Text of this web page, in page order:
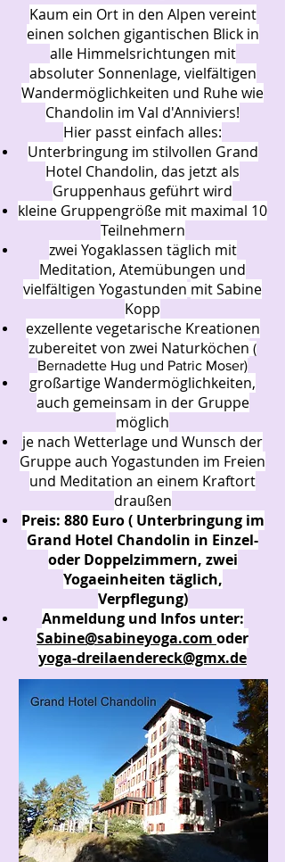
Kaum ein Ort in den Alpen vereint
einen solchen gigantischen Blick in
alle Himmelsrichtungen mit
absoluter Sonnenlage, vielfältigen
Wandermöglichkeiten und Ruhe wie
Chandolin im Val d'Anniviers!
Hier passt einfach alles:
Unterbringung im stilvollen Grand
Hotel Chandolin, das jetzt als
Gruppenhaus geführt wird
kleine Gruppengröße mit maximal 10
Teilnehmern
zwei Yogaklassen täglich mit
Meditation, Atemübungen und
vielfältigen Yogastunden mit Sabine
Kopp
exzellente vegetarische Kreationen
zubereitet von zwei Naturköchen (
Bernadette Hug und Patric Moser)
großartige Wandermöglichkeiten,
auch gemeinsam in der Gruppe
möglich
je nach Wetterlage und Wunsch der
Gruppe auch Yogastunden im Freien
und Meditation an einem Kraftort
draußen
Preis: 880 Euro ( Unterbringung im
Grand Hotel Chandolin in Einzel-
oder Doppelzimmern, zwei
Yogaeinheiten täglich,
Verpflegung)
Anmeldung und Infos unter:
Sabine@sabineyoga.com oder
yoga-dreilaendereck@gmx.de